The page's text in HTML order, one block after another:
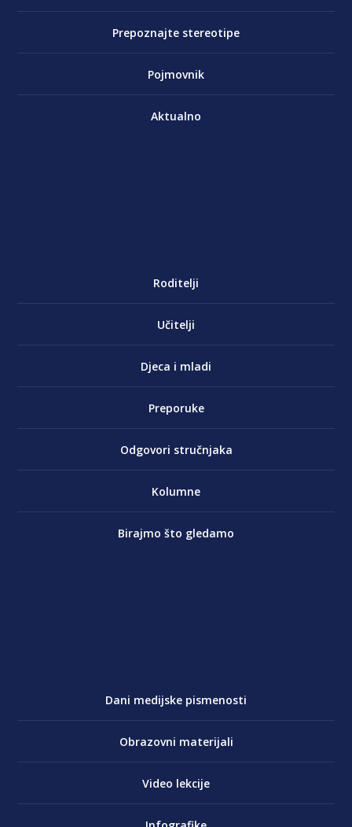
Prepoznajte stereotipe
Pojmovnik
Aktualno
Roditelji
Učitelji
Djeca i mladi
Preporuke
Odgovori stručnjaka
Kolumne
Birajmo što gledamo
Dani medijske pismenosti
Obrazovni materijali
Video lekcije